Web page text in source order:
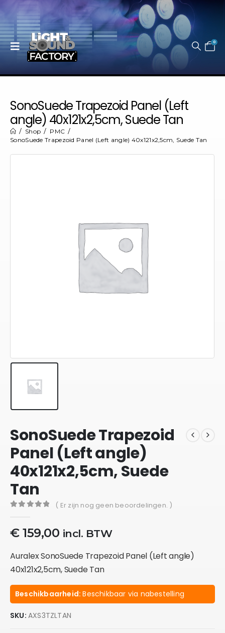
0
SonoSuede Trapezoid Panel (Left
angle) 40x121x2,5cm, Suede Tan
Shop
PMC
SonoSuede Trapezoid Panel (Left angle) 40x121x2,5cm, Suede Tan
SonoSuede Trapezoid
Panel (Left angle)
40x121x2,5cm, Suede
Tan
( Er zijn nog geen beoordelingen. )
€159,00 incl. BTW
Auralex SonoSuede Trapezoid Panel (Left angle)
40x121x2,5cm, Suede Tan
Beschikbaarheid:Beschikbaar via nabestelling
SKU: AXS3TZLTAN